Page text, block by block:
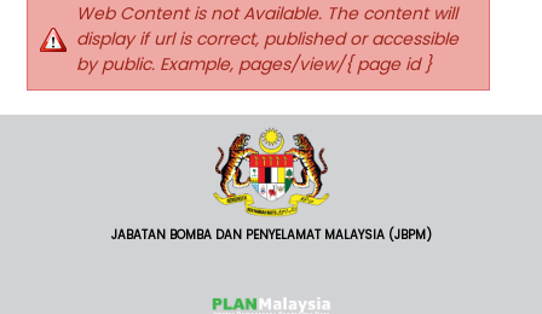
Web Content is not Available. The content will
display if url is correct, published or accessible
by public. Example, pages/view/{ page id }
JABATAN BOMBA DAN PENYELAMAT MALAYSIA (JBPM)